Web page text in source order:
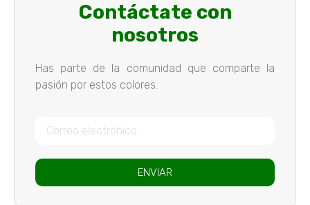
Contáctate con
nosotros
Has parte de la comunidad que comparte la
pasión por estos colores.
ENVIAR